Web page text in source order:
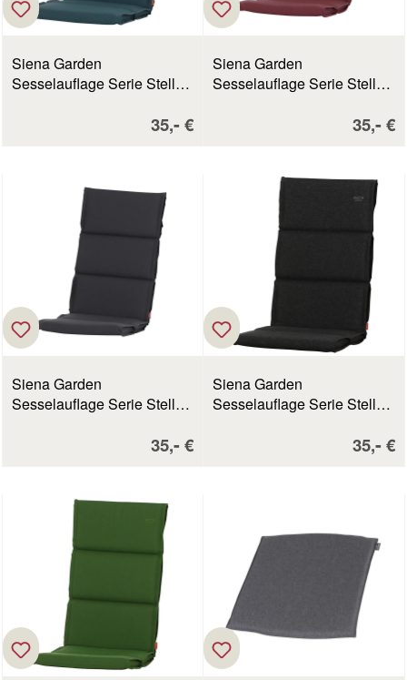
Siena Garden
Sesselauflage Serie Stella
Verkaufspreis:
35,- €
Siena Garden
Sesselauflage Serie Stella
35,- €
Siena Garden
Sesselauflage Serie Stella
Verkaufspreis:
35,- €
Siena Garden
Sesselauflage Serie Stella
35,- €